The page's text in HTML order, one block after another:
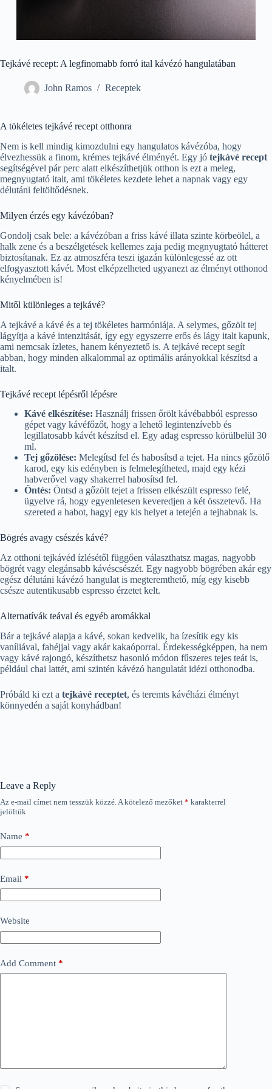
Tejkávé recept: A legfinomabb forró ital kávézó hangulatában
John Ramos Receptek
A tökéletes tejkávé recept otthonra
Nem is kell mindig kimozdulni egy hangulatos kávézóba, hogy
élvezhessük a finom, krémes tejkávé élményét. Egy jó tejkávé recept
segítségével pár perc alatt elkészíthetjük otthon is ezt a meleg,
megnyugtató italt, ami tökéletes kezdete lehet a napnak vagy egy
délutáni feltöltődésnek.
Milyen érzés egy kávézóban?
Gondolj csak bele: a kávézóban a friss kávé illata szinte körbeölel, a
halk zene és a beszélgetések kellemes zaja pedig megnyugtató hátteret
biztosítanak. Ez az atmoszféra teszi igazán különlegessé az ott
elfogyasztott kávét. Most elképzelheted ugyanezt az élményt otthonod
kényelmében is!
Mitől különleges a tejkávé?
A tejkávé a kávé és a tej tökéletes harmóniája. A selymes, gőzölt tej
lágyítja a kávé intenzitását, így egy egyszerre erős és lágy italt kapunk,
ami nemcsak ízletes, hanem kényeztető is. A tejkávé recept segít
abban, hogy minden alkalommal az optimális arányokkal készítsd a
italt.
Tejkávé recept lépésről lépésre
Kávé elkészítése: Használj frissen őrölt kávébabból espresso
gépet vagy kávéfőzőt, hogy a lehető legintenzívebb és
legillatosabb kávét készítsd el. Egy adag espresso körülbelül 30
ml.
Tej gőzölése: Melegítsd fel és habosítsd a tejet. Ha nincs gőzölő
karod, egy kis edényben is felmelegítheted, majd egy kézi
habverővel vagy shakerrel habosítsd fel.
Öntés: Öntsd a gőzölt tejet a frissen elkészült espresso felé,
ügyelve rá, hogy egyenletesen keveredjen a két összetevő. Ha
szereted a habot, hagyj egy kis helyet a tetején a tejhabnak is.
Bögrés avagy csészés kávé?
Az otthoni tejkávéd ízlésétől függően választhatsz magas, nagyobb
bögrét vagy elegánsabb kávéscsészét. Egy nagyobb bögrében akár egy
egész délutáni kávézó hangulat is megteremthető, míg egy kisebb
csésze autentikusabb espresso érzetet kelt.
Alternatívák teával és egyéb aromákkal
Bár a tejkávé alapja a kávé, sokan kedvelik, ha ízesítik egy kis
vaníliával, fahéjjal vagy akár kakaóporral. Érdekességképpen, ha nem
vagy kávé rajongó, készíthetsz hasonló módon fűszeres tejes teát is,
például chai lattét, ami szintén kávézó hangulatát idézi otthonodba.
Próbáld ki ezt a tejkávé receptet, és teremts kávéházi élményt
könnyedén a saját konyhádban!
Leave a Reply
Az e-mail címet nem tesszük közzé.A kötelező mezőket * karakterrel
jelöltük
Name *
Email *
Website
Add Comment *